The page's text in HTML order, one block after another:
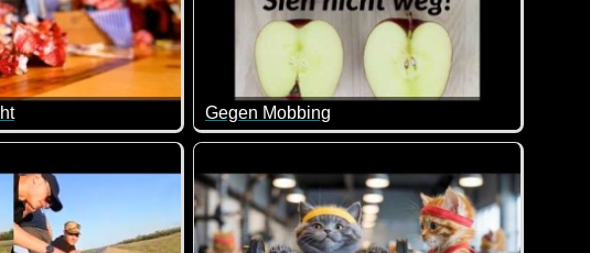
nicht super niedlich sind wie sie da so in den Geschenken rumtorkeln
Gegen Mobbing
Wenn das nicht toll beschrieben und für Kinder